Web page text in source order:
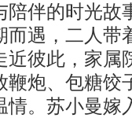
陪伴的时光故
而遇，二人
近彼此，家
鞭炮、包糖
情。苏小曼嫁